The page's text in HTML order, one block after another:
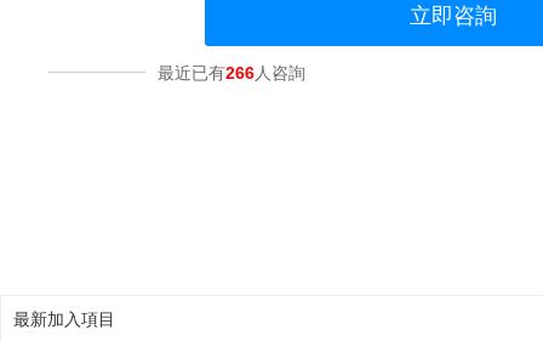
立即咨詢
最近已有266人咨詢
最新加入項目